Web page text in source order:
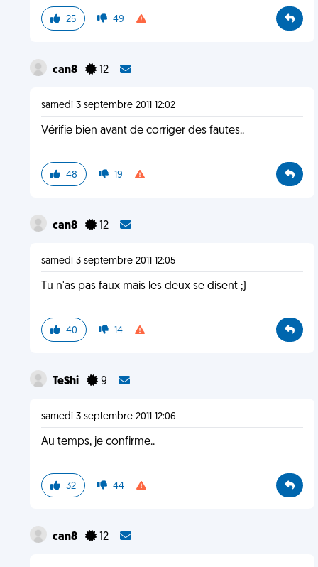
25 49
can8 12
samedi 3 septembre 2011 12:02
Vérifie bien avant de corriger des fautes..
48 19
can8 12
samedi 3 septembre 2011 12:05
Tu n'as pas faux mais les deux se disent ;)
40 14
TeShi 9
samedi 3 septembre 2011 12:06
Au temps, je confirme..
32 44
can8 12